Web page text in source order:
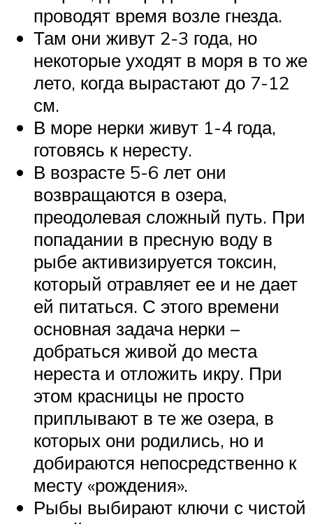
проводят время возле гнезда.
Там они живут 2-3 года, но
некоторые уходят в моря в то же
лето, когда вырастают до 7-12
см.
В море нерки живут 1-4 года,
готовясь к нересту.
В возрасте 5-6 лет они
возвращаются в озера,
преодолевая сложный путь. При
попадании в пресную воду в
рыбе активизируется токсин,
который отравляет ее и не дает
ей питаться. С этого времени
основная задача нерки –
добраться живой до места
нереста и отложить икру. При
этом красницы не просто
приплывают в те же озера, в
которых они родились, но и
добираются непосредственно к
месту «рождения».
Рыбы выбирают ключи с чистой